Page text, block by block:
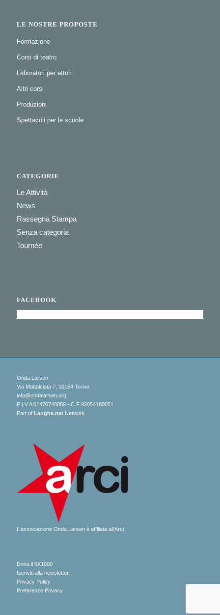
LE NOSTRE PROPOSTE
Formazione
Corsi di teatro
Laboratori per attori
Altri corsi
Produzioni
Spettacoli per le scuole
CATEGORIE
Le Attività
News
Rassegna Stampa
Senza categoria
Tournée
FACEBOOK
Onda Larsen
Via Mottalciata 7, 10154 Torino
info@ondalarsen.org
P I.V.A 01470740059 - C.F 92054180051
Part of Langhe.netNetwork
L'associazione Onda Larsen è affiliata all'Arci
Dona il 5X1000
Iscriviti alla newsletter
Privacy Policy
Preferenze Privacy